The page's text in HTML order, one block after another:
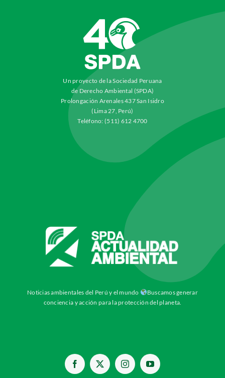
Un proyecto de la Sociedad Peruana
de Derecho Ambiental (SPDA)
Prolongación Arenales 437 San Isidro
(Lima 27, Perú)
Teléfono: (511) 612 4700
Noticias ambientales del Perú y el mundo
Buscamos generar
conciencia y acción para la protección del planeta.